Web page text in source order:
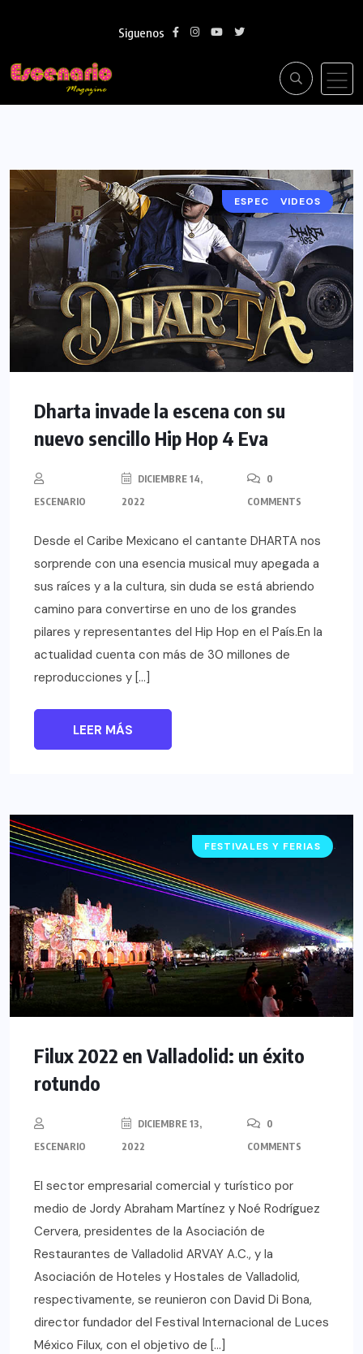
Siguenos
ESPECTACULOS
VIDEOS
Dharta invade la escena con su
nuevo sencillo Hip Hop 4 Eva
ESCENARIO
DICIEMBRE 14,
2022
0
COMMENTS
Desde el Caribe Mexicano el cantante DHARTA nos
sorprende con una esencia musical muy apegada a
sus raíces y a la cultura, sin duda se está abriendo
camino para convertirse en uno de los grandes
pilares y representantes del Hip Hop en el País.En la
actualidad cuenta con más de 30 millones de
reproducciones y […]
LEER MÁS
FESTIVALES Y FERIAS
Filux 2022 en Valladolid: un éxito
rotundo
ESCENARIO
DICIEMBRE 13,
2022
0
COMMENTS
El sector empresarial comercial y turístico por
medio de Jordy Abraham Martínez y Noé Rodríguez
Cervera, presidentes de la Asociación de
Restaurantes de Valladolid ARVAY A.C., y la
Asociación de Hoteles y Hostales de Valladolid,
respectivamente, se reunieron con David Di Bona,
director fundador del Festival Internacional de Luces
México Filux, con el objetivo de […]